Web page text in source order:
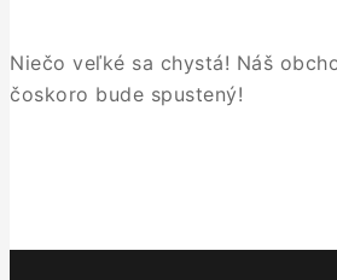
Niečo veľké sa chystá! Náš
čoskoro bude spustený!